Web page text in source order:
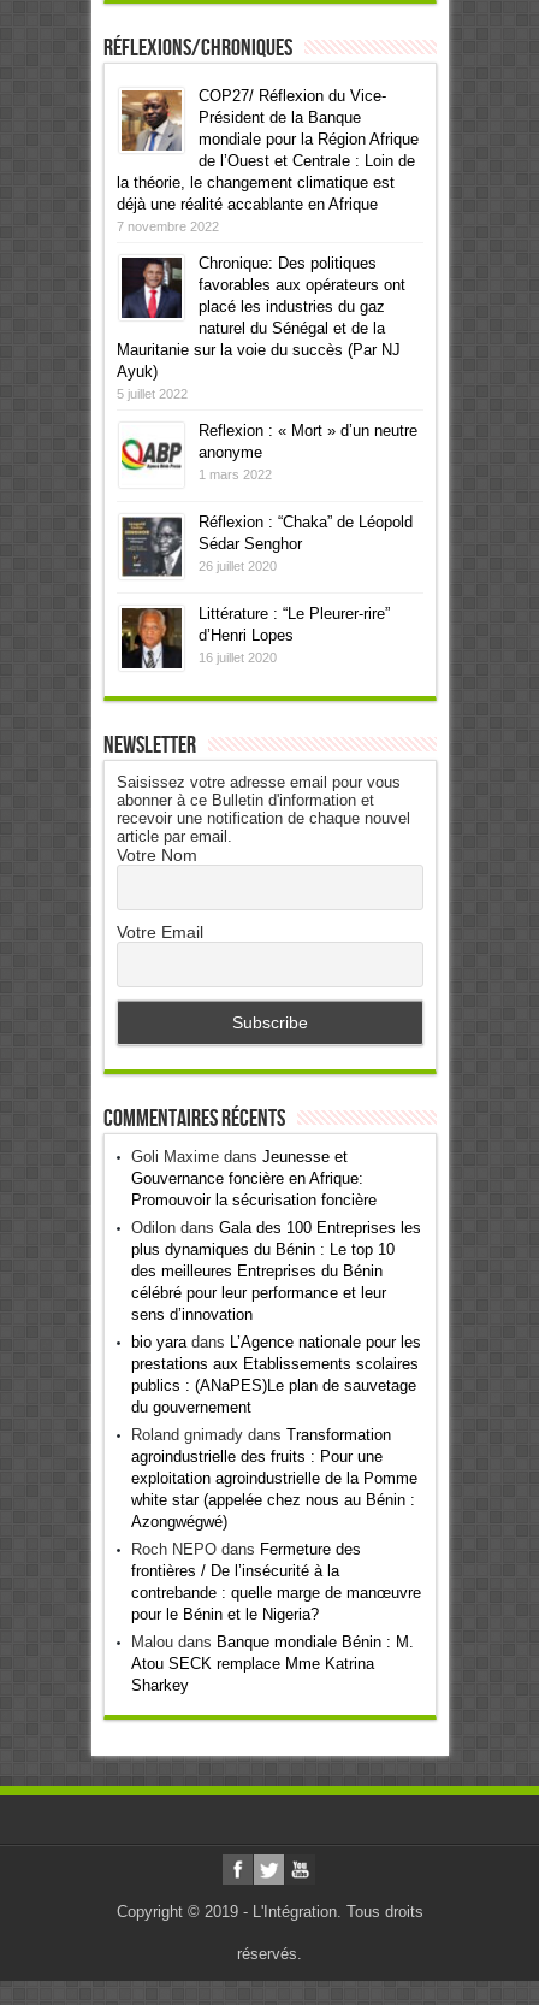
Réflexions/Chroniques
COP27/ Réflexion du Vice-
Président de la Banque
mondiale pour la Région Afrique
de l’Ouest et Centrale : Loin de
la théorie, le changement climatique est
déjà une réalité accablante en Afrique
7 novembre 2022
Chronique: Des politiques
favorables aux opérateurs ont
placé les industries du gaz
naturel du Sénégal et de la
Mauritanie sur la voie du succès (Par NJ
Ayuk)
5 juillet 2022
Reflexion : « Mort » d’un neutre
anonyme
1 mars 2022
Réflexion : “Chaka” de Léopold
Sédar Senghor
26 juillet 2020
Littérature : “Le Pleurer-rire”
d’Henri Lopes
16 juillet 2020
Newsletter
Saisissez votre adresse email pour vous
abonner à ce Bulletin d'information et
recevoir une notification de chaque nouvel
article par email.
Votre Nom
Votre Email
Commentaires récents
Goli Maximedans Jeunesse et
Gouvernance foncière en Afrique:
Promouvoir la sécurisation foncière
Odilondans Gala des 100 Entreprises les
plus dynamiques du Bénin : Le top 10
des meilleures Entreprises du Bénin
célébré pour leur performance et leur
sens d’innovation
bio yaradans L’Agence nationale pour les
prestations aux Etablissements scolaires
publics : (ANaPES)Le plan de sauvetage
du gouvernement
Roland gnimadydans Transformation
agroindustrielle des fruits : Pour une
exploitation agroindustrielle de la Pomme
white star (appelée chez nous au Bénin :
Azongwégwé)
Roch NEPOdans Fermeture des
frontières / De l’insécurité à la
contrebande : quelle marge de manœuvre
pour le Bénin et le Nigeria?
Maloudans Banque mondiale Bénin : M.
Atou SECK remplace Mme Katrina
Sharkey
Copyright © 2019 - L'Intégration. Tous droits
réservés.